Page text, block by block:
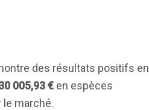
des résultats positifs en
005,93 € en espèces
marché.